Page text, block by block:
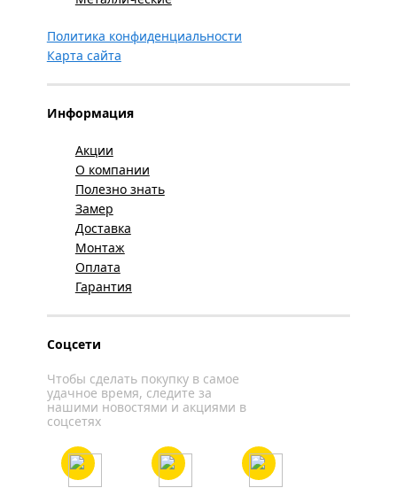
Политика конфиденциальности
Карта сайта
Информация
Акции
О компании
Полезно знать
Замер
Доставка
Монтаж
Оплата
Гарантия
Соцсети
Чтобы сделать покупку в самое
удачное время, следите за
нашими новостями и акциями в
соцсетях